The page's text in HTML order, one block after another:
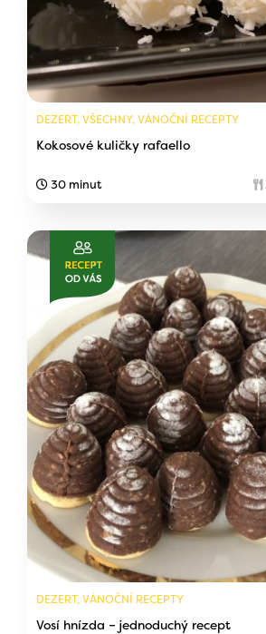
DEZERT, VŠECHNY, VÁNOČNÍ RECEPTY
Kokosové kuličky rafaello
30 minut
DEZERT, VÁNOČNÍ RECEPTY
Vosí hnízda – jednoduchý recept